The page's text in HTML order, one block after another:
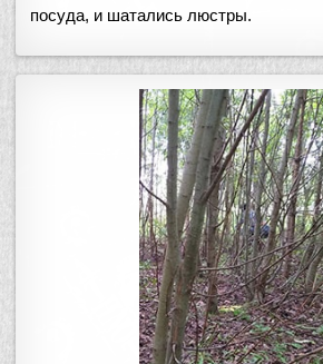
посуда, и шатались люстры.